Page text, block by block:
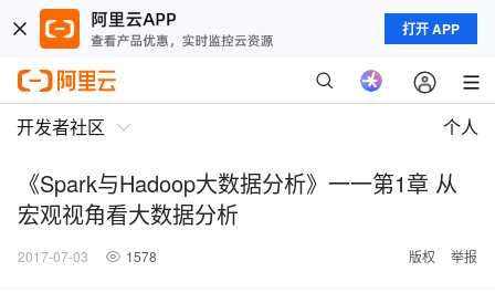
打开 APP
开发者社区 个人
《Spark与Hadoop大数据分析》一一第1章 从
宏观视角看大数据分析
2017-07-03 1578 版权 举报